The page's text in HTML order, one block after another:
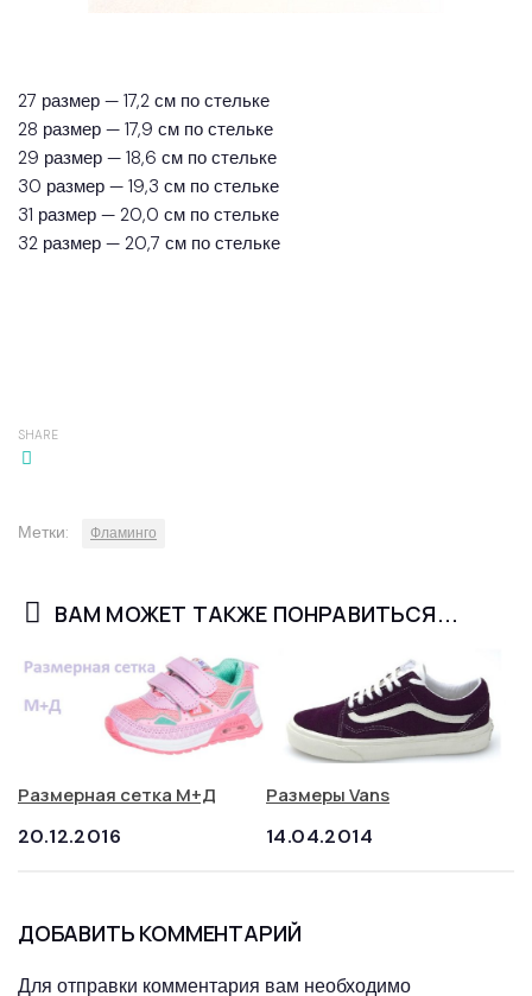
27 размер — 17,2 см по стельке
28 размер — 17,9 см по стельке
29 размер — 18,6 см по стельке
30 размер — 19,3 см по стельке
31 размер — 20,0 см по стельке
32 размер — 20,7 см по стельке
SHARE
Метки: Фламинго
ВАМ МОЖЕТ ТАКЖЕ ПОНРАВИТЬСЯ...
Размерная сетка М+Д
20.12.2016
Размеры Vans
14.04.2014
ДОБАВИТЬ КОММЕНТАРИЙ
Для отправки комментария вам необходимо